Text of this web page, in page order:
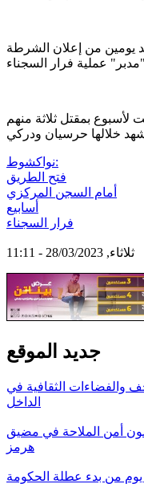
يومين من إعلان الشرطة
لأسبوع بمقتل ثلاثة منهم
نواكشوط:
فتح الطريق
أمام السجن المركزي
أسابيع
فرار السجناء
ثلاثاء, 28/03/2023 - 11:11
جديد الموقع
والفضاءات الثقافية في
الداخل
أمن الملاحة في مضيق
هرمز
يوم من بدء عطلة الحكومة